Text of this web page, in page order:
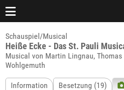
Schauspiel/Musical
Heiße Ecke - Das St. Pauli
Musical von Martin Lingnau,
Wohlgemuth
Information Besetzung (19)